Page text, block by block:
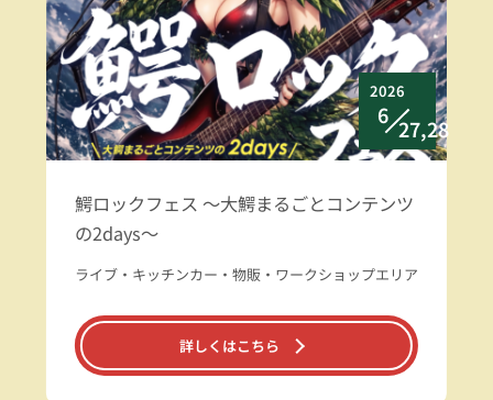
2026
6
27,28
鰐ロックフェス ～大鰐まるごとコンテンツ
の2days～
ライブ・キッチンカー・物販・ワークショップエリア
詳しくはこちら